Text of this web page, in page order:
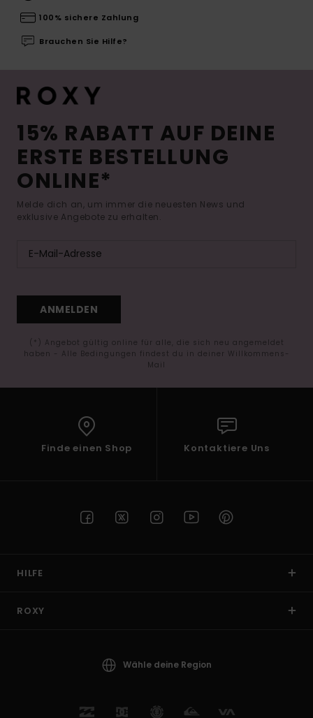
100% sichere Zahlung
Brauchen Sie Hilfe?
15% RABATT AUF DEINE
ERSTE BESTELLUNG
ONLINE*
Melde dich an, um immer die neuesten News und
exklusive Angebote zu erhalten.
ANMELDEN
(*) Angebot gültig online für alle, die sich neu angemeldet
haben - Alle Bedingungen findest du in deiner Willkommens-
Mail
Finde einen Shop Kontaktiere Uns
HILFE
ROXY
Wähle deine Region